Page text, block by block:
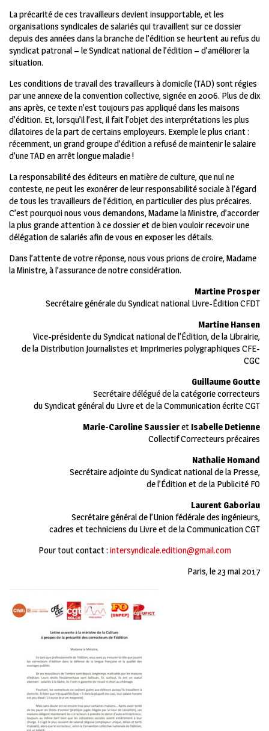
La précarité de ces travailleurs devient insupportable, et les
organisations syndicales de salariés qui travaillent sur ce dossier
depuis des années dans la branche de l’édition se heurtent au refus du
syndicat patronal – le Syndicat national de l’édition – d’améliorer la
situation.
Les conditions de travail des travailleurs à domicile (TAD) sont régies
par une annexe de la convention collective, signée en 2006. Plus de dix
ans après, ce texte n’est toujours pas appliqué dans les maisons
d’édition. Et, lorsqu’il l’est, il fait l’objet des interprétations les plus
dilatoires de la part de certains employeurs. Exemple le plus criant :
récemment, un grand groupe d’édition a refusé de maintenir le salaire
d’une TAD en arrêt longue maladie !
La responsabilité des éditeurs en matière de culture, que nul ne
conteste, ne peut les exonérer de leur responsabilité sociale à l’égard
de tous les travailleurs de l’édition, en particulier des plus précaires.
C’est pourquoi nous vous demandons, Madame la Ministre, d’accorder
la plus grande attention à ce dossier et de bien vouloir recevoir une
délégation de salariés afin de vous en exposer les détails.
Dans l’attente de votre réponse, nous vous prions de croire, Madame
la Ministre, à l’assurance de notre considération.
Martine Prosper
Secrétaire générale du Syndicat national Livre-Édition CFDT
Martine Hansen
Vice-présidente du Syndicat national de l’Édition, de la Librairie,
de la Distribution Journalistes et Imprimeries polygraphiques CFE-
CGC
Guillaume Goutte
Secrétaire délégué de la catégorie correcteurs
du Syndicat général du Livre et de la Communication écrite CGT
Marie-Caroline Saussieret Isabelle Detienne
Collectif Correcteurs précaires
Nathalie Homand
Secrétaire adjointe du Syndicat national de la Presse,
de l’Édition et de la Publicité FO
Laurent Gaboriau
Secrétaire général de l’Union fédérale des ingénieurs,
cadres et techniciens du Livre et de la Communication CGT
Pour tout contact : intersyndicale.edition@gmail.com
Paris, le 23 mai 2017